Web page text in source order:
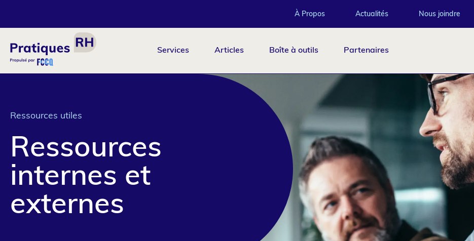
À Propos Actualités Nous joindre
Navigation
principale
Services Articles Boîte à outils Partenaires
Ressources utiles
Ressources
internes et
externes